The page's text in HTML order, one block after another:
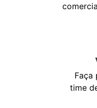
Faça
time